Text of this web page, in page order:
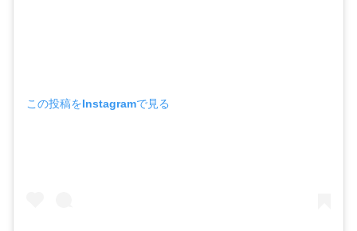
この投稿をInstagramで見る